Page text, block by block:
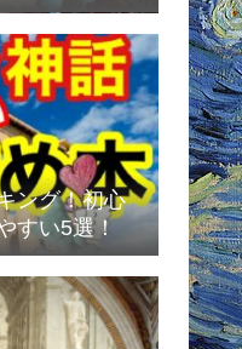
ング！初心
すい5選！